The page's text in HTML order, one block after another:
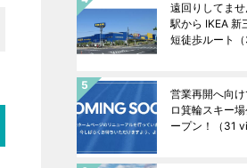
遠回りしてま
駅から IKEA 新
短徒歩ルート
営業再開へ向
ロ箕輪スキー
ープン！
（31